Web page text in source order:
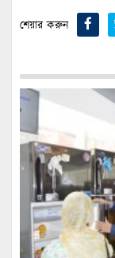
শেয়ার করুন